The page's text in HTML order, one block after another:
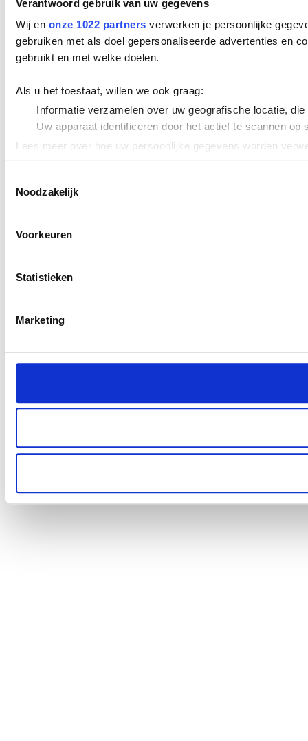
Verantwoord gebruik van uw gegevens
Wij en onze 1022 partners verwerken je persoonlijke
gebruiken met als doel gepersonaliseerde advertenties en
gebruikt en met welke doelen.
Als u het toestaat, willen we ook graag:
Informatie verzamelen over uw geografische locatie,
Uw apparaat identificeren door het actief te scannen op
Lees meer over hoe uw persoonlijke gegevens worden
We gebruiken cookies om content en advertenties te
verstrekt of die ze hebben verzameld op basis van uw
Noodzakelijk
Voorkeuren
Statistieken
Marketing